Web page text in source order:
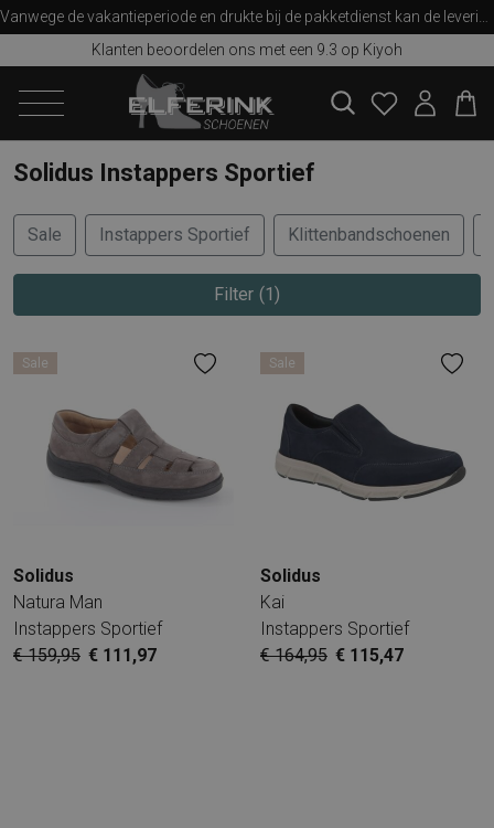
Klanten beoordelen ons met een 9.3 op Kiyoh
Solidus Instappers Sportief
Sale Instappers Sportief Klittenbandschoenen
Filter 1
Sale
Solidus
Natura Man
Instappers Sportief
€ 159,95 € 111,97
Sale
Solidus
Kai
Instappers Sportief
€ 164,95 € 115,47